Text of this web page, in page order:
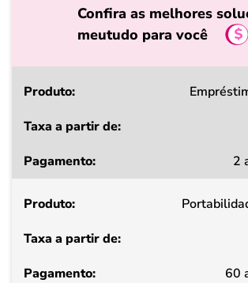
Confira as melhores
meutudo para você
Produto
a
de
Pagamento
2
60